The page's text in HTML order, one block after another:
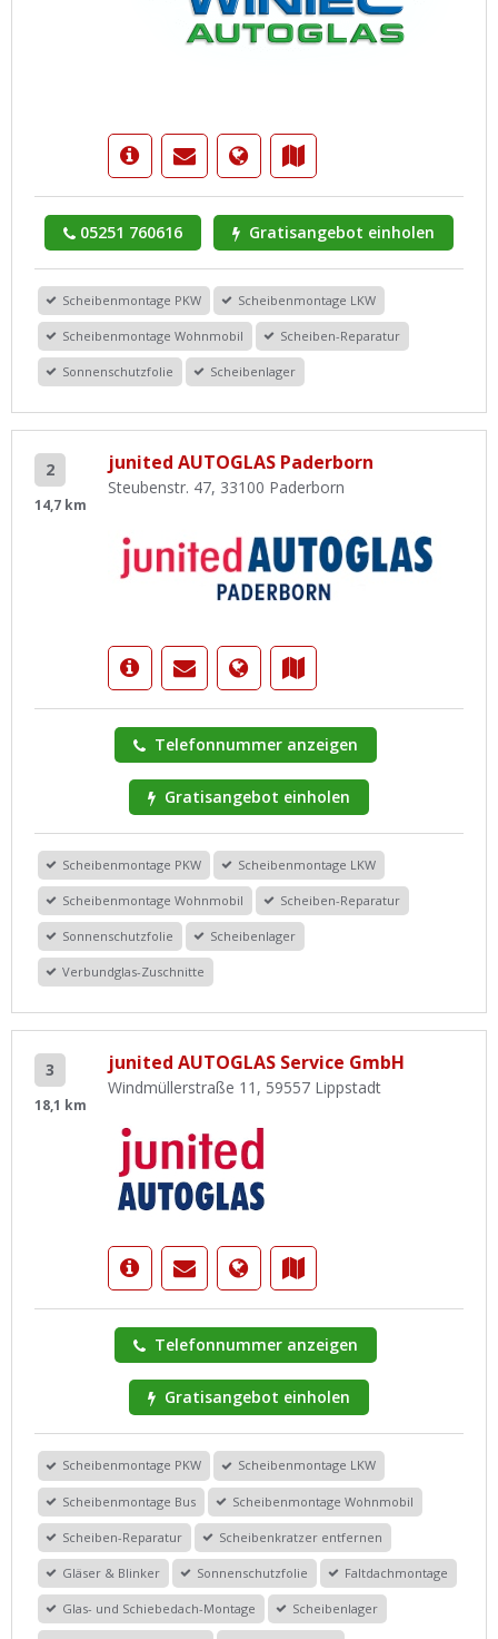
05251 760616 Gratisangebot einholen
Scheibenmontage PKW Scheibenmontage LKW
Scheibenmontage Wohnmobil Scheiben-Reparatur
Sonnenschutzfolie Scheibenlager
2
14,7 km
junited AUTOGLAS Paderborn
Steubenstr. 47, 33100 Paderborn
Telefonnummer anzeigen
Gratisangebot einholen
Scheibenmontage PKW Scheibenmontage LKW
Scheibenmontage Wohnmobil Scheiben-Reparatur
Sonnenschutzfolie Scheibenlager
Verbundglas-Zuschnitte
3
18,1 km
junited AUTOGLAS Service GmbH
Windmüllerstraße 11, 59557 Lippstadt
Telefonnummer anzeigen
Gratisangebot einholen
Scheibenmontage PKW Scheibenmontage LKW
Scheibenmontage Bus Scheibenmontage Wohnmobil
Scheiben-Reparatur Scheibenkratzer entfernen
Gläser & Blinker Sonnenschutzfolie Faltdachmontage
Glas- und Schiebedach-Montage Scheibenlager